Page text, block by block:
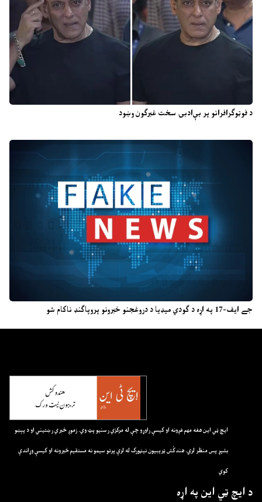
د فوټوګرافرانو پر بې‌ادبۍ سخت غبرګون وښود
جے ایف-17 په اړه د ګودي میډیا د دروغجنو خبرونو پروپاګنډ ناکام شو
ايچ ټي اين هغه مهم غږونه او کيسې راوړو چې له مرکزي رسنيو پټ وي. زموږ خبري رښتيني او د پېښو
بشپړ پس منظر لري. هندکُش ټريبيون نيټورک له لرې پرتو سيمو نه مستقيم خبرونه او کيسې وړاندې
کوي
د ايچ ټي اين په اړه